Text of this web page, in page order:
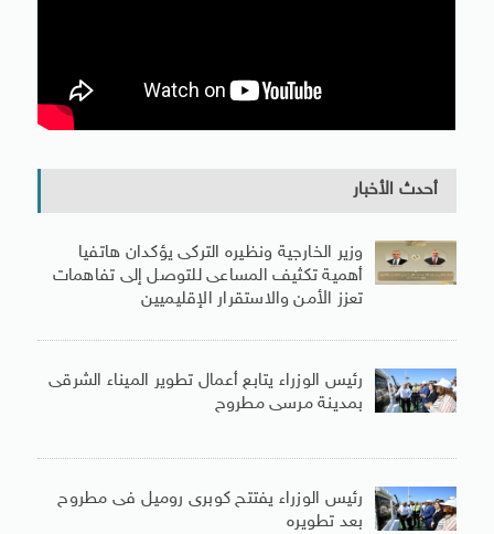
أحدث الأخبار
وزير الخارجية ونظيره التركى يؤكدان هاتفيا
أهمية تكثيف المساعى للتوصل إلى تفاهمات
تعزز الأمن والاستقرار الإقليميين
رئيس الوزراء يتابع أعمال تطوير الميناء الشرقى
بمدينة مرسى مطروح
رئيس الوزراء يفتتح كوبرى روميل فى مطروح
بعد تطويره